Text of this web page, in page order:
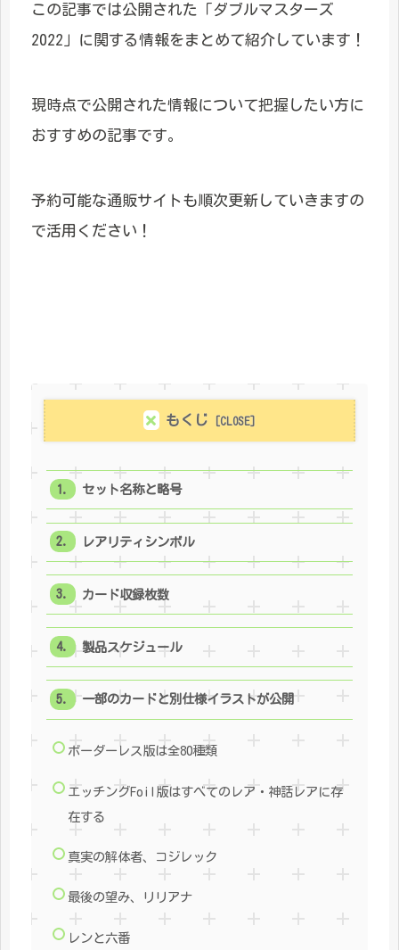
この記事では公開された「ダブルマスターズ
2022」に関する情報をまとめて紹介しています！
現時点で公開された情報について把握したい方に
おすすめの記事です。
予約可能な通販サイトも順次更新していきますの
で活用ください！
もくじ
セット名称と略号
レアリティシンボル
カード収録枚数
製品スケジュール
一部のカードと別仕様イラストが公開
ボーダーレス版は全80種類
エッチングFoil版はすべてのレア・神話レアに存
在する
真実の解体者、コジレック
最後の望み、リリアナ
レンと六番